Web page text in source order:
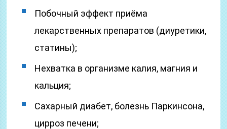
Побочный эффект приёма
лекарственных препаратов (диуретики,
статины);
Нехватка в организме калия, магния и
кальция;
Сахарный диабет, болезнь Паркинсона,
цирроз печени;